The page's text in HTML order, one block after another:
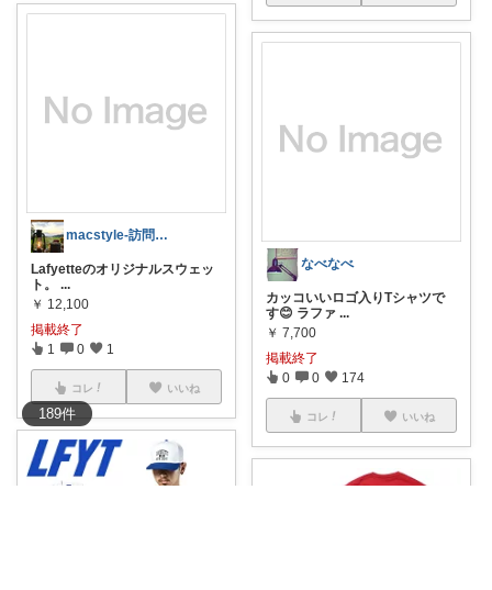
189件
macstyle-訪問に感謝！-
Lafyetteのオリジナルスウェッ
ト。 ...
￥ 12,100
掲載終了
1 0 1
コレ いいね
なべなべ
カッコいいロゴ入りTシャツで
す😊 ラファ ...
￥ 7,700
掲載終了
0 0 174
コレ いいね